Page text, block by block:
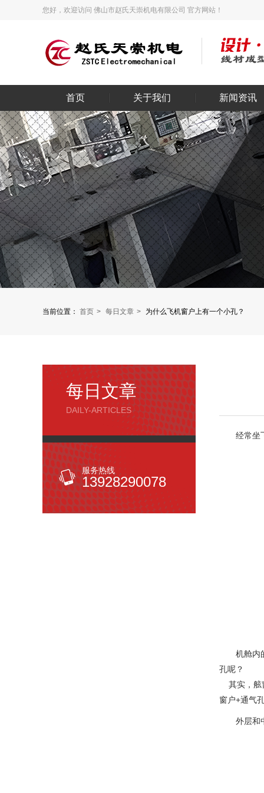
您好，欢迎访问 佛山市赵氏天崇机电有限公司 官方网站！
首页 关于我们 新闻资讯
当前位置： 首页 每日文章 为什么飞机窗户上有一个小孔？
每日文章
DAILY-ARTICLES
服务热线
13928290078
经常坐
机舱内
孔呢？
其实，舷
窗户+通气
外层和